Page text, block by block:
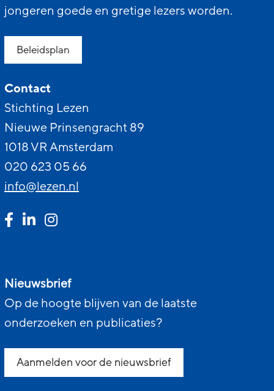
jongeren goede en gretige lezers worden.
Beleidsplan
Contact
Stichting Lezen
Nieuwe Prinsengracht 89
1018 VR Amsterdam
020 623 05 66
info@lezen.nl
Nieuwsbrief
Op de hoogte blijven van de laatste
onderzoeken en publicaties?
Aanmelden voor de nieuwsbrief